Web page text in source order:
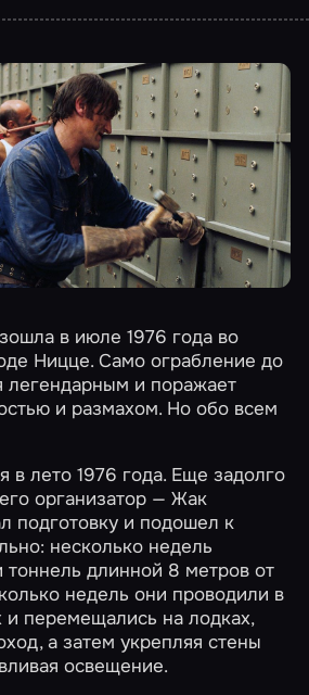
в июле 1976 года во
Ницце. Само ограбление до
легендарным и поражает
и размахом. Но обо всем
в лето 1976 года. Еще задолго
организатор — Жак
подготовку и подошел к
несколько недель
тоннель длинной 8 метров от
недель они проводили в
и перемещались на лодках,
а затем укрепляя стены
освещение.